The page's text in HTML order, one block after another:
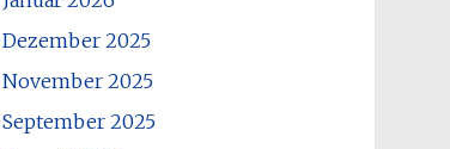
Dezember 2025
November 2025
September 2025